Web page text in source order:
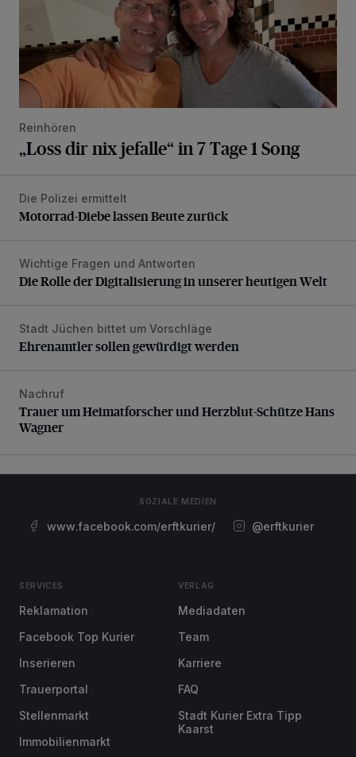
Reinhören
„Loss dir nix jefalle“ in 7 Tage 1 Song
Motorrad-Diebe lassen Beute zurück
Die Polizei ermittelt
Motorrad-Diebe lassen Beute zurück
Die Rolle der Digitalisierung in unserer heutigen Welt
Wichtige Fragen und Antworten
Die Rolle der Digitalisierung in unserer heutigen Welt
Ehrenamtler sollen gewürdigt werden
Stadt Jüchen bittet um Vorschläge
Ehrenamtler sollen gewürdigt werden
Trauer um Heimatforscher und Herzblut-Schütze Hans
Nachruf
Trauer um Heimatforscher und Herzblut-Schütze Hans
Wagner
SOZIALE MEDIEN
www.facebook.com/erftkurier/ @erftkurier
SERVICES
Reklamation
Facebook Top Kurier
Inserieren
Trauerportal
Stellenmarkt
Immobilienmarkt
VERLAG
Mediadaten
Team
Karriere
FAQ
Stadt Kurier Extra Tipp
Kaarst